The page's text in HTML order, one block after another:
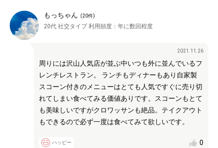
もっちゃん (20件)
20代 社交タイプ利用頻度： 年に数回程度
2021.11.26
周りには沢山人気店が並ぶ中いつも外に並んでいるフ
レンチレストラン。 ランチもディナーもあり自家製
スコーン付きのメニューはとても人気ですぐに売り切
れてしまい食べてみる価値ありです。スコーンもとて
も美味しいですがクロワッサンも絶品。テイクアウト
もできるので必ず一度は食べてみて欲しいです。
ハッピー 0